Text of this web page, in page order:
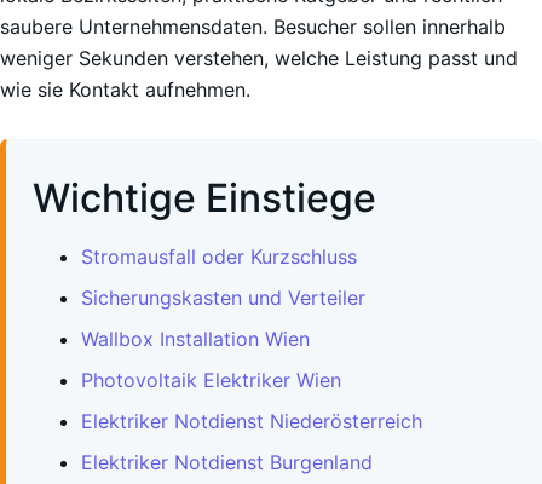
saubere Unternehmensdaten. Besucher sollen innerhalb
weniger Sekunden verstehen, welche Leistung passt und
wie sie Kontakt aufnehmen.
Wichtige Einstiege
Stromausfall oder Kurzschluss
Sicherungskasten und Verteiler
Wallbox Installation Wien
Photovoltaik Elektriker Wien
Elektriker Notdienst Niederösterreich
Elektriker Notdienst Burgenland